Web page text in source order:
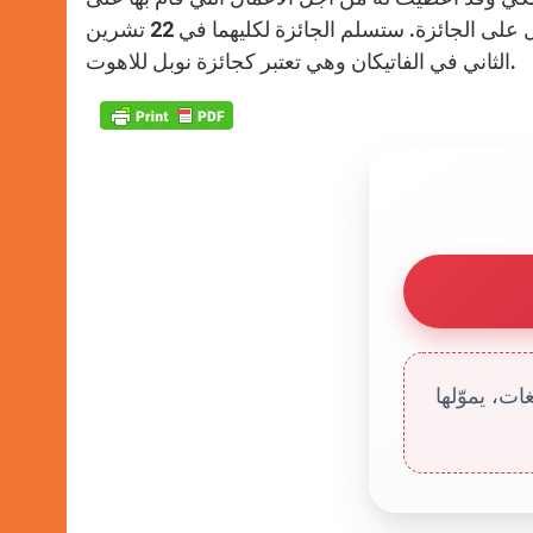
p e
r
k
العهد القديم وعلى العلاقات مع اليهود وهو أول لاهوتي بولندي يحصل على الجائزة. ستسلم الجائزة لكليهما في 22 تشرين
الثاني في الفاتيكان وهي تعتبر كجائزة نوبل للاهوت.
يموّلها